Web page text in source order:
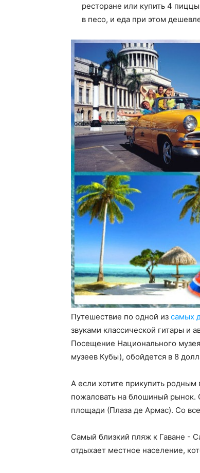
ресторане или купить 4
в песо, и еда при этом
Путешествие по одной из самых
звуками классической гитары
Посещение Национального
музеев Кубы), обойдется в 8
А если хотите прикупить родным
пожаловать на блошиный рынок.
площади (Плаза де Армас). Со
Самый близкий пляж к Гаване -
отдыхает местное население,